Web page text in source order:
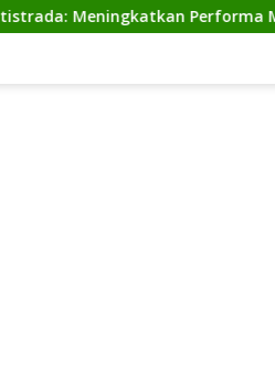
Performa Motor Anda